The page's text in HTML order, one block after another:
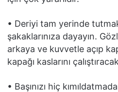
• Deriyi tam yerinde
şakaklarınıza dayayın.
arkaya ve kuvvetle açıp
kapağı kaslarını
• Başınızı hiç